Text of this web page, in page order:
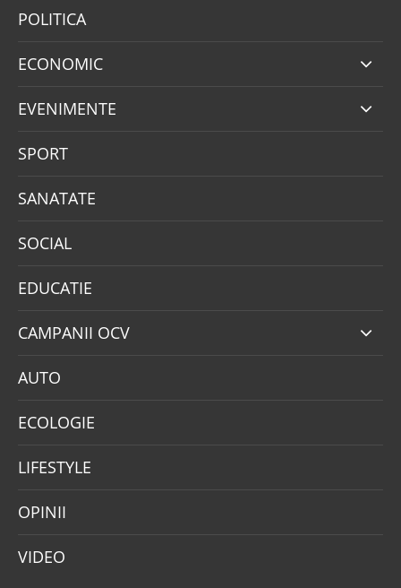
POLITICA
ECONOMIC
EVENIMENTE
SPORT
SANATATE
SOCIAL
EDUCATIE
CAMPANII OCV
AUTO
ECOLOGIE
LIFESTYLE
OPINII
VIDEO